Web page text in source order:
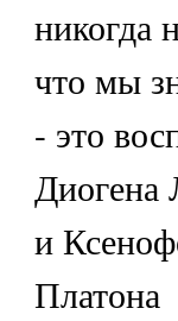
никогда
что мы
- это
Диогена
и
Платона